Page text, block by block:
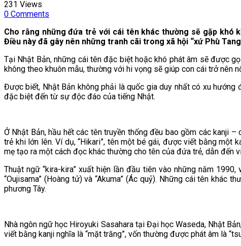
231 Views
0 Comments
Cho rằng những đứa trẻ với cái tên khác thường sẽ gặp khó
Điều này đã gây nên những tranh cãi trong xã hội “xứ Phù
Tại Nhật Bản, những cái tên đặc biệt hoặc khó phát âm sẽ được
không theo khuôn mẫu, thường với hi vọng sẽ giúp con cái trở nên
Được biết, Nhật Bản không phải là quốc gia duy nhất có xu
đặc biệt đến từ sự độc đáo của tiếng Nhật.
Ở Nhật Bản, hầu hết các tên truyền thống đều bao gồm các kanji
trẻ khi lớn lên. Ví dụ, “Hikari”, tên một bé gái, được viết bằng một
mẹ tạo ra một cách đọc khác thường cho tên của đứa trẻ, dẫn đến
Thuật ngữ “kira-kira” xuất hiện lần đầu tiên vào những năm
“Oujisama” (Hoàng tử) và “Akuma” (Ác quỷ). Những cái tên
phương Tây.
Nhà ngôn ngữ học Hiroyuki Sasahara tại Đại học Waseda, Nhật
viết bằng kanji nghĩa là “mặt trăng”, vốn thường được phát âm là